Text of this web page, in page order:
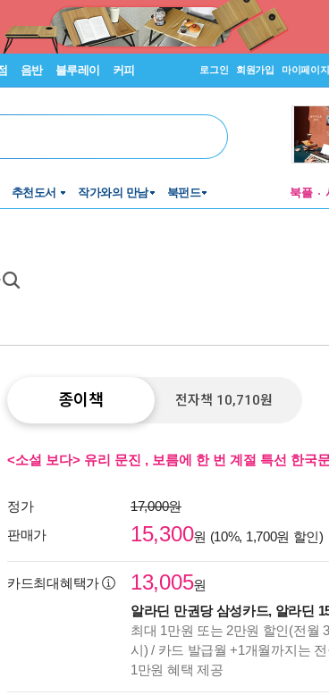
음반 블루레이 커피 로그인 회원가입 마이페이지
추천도서 작가와의 만남 북펀드 북플
종이책 전자책 10,710원
<소설 보다> 유리 문진 , 보름에 한 번 계절 특선 한국
정가
17,000원
판매가
15,300원 (10%, 1,700원 할인)
카드최대혜택가 13,005원
알라딘 만권당 삼성카드, 알라딘
최대 1만원 또는 2만원 할인(전월
시) / 카드 발급월 +1개월까지는
1만원 혜택 제공